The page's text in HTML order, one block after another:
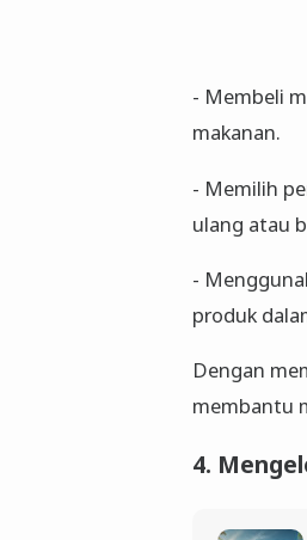
- Membeli
makanan.
- Memilih
ulang atau
-
produk
Dengan
membantu
4.